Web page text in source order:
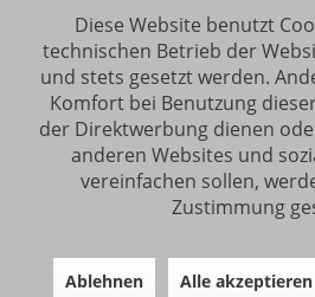
Diese Website benutzt
technischen Betrieb der
und stets gesetzt werden.
Komfort bei Benutzung
der Direktwerbung dienen
anderen Websites und
vereinfachen sollen,
Zustimmung
Ablehnen Alle akzeptieren